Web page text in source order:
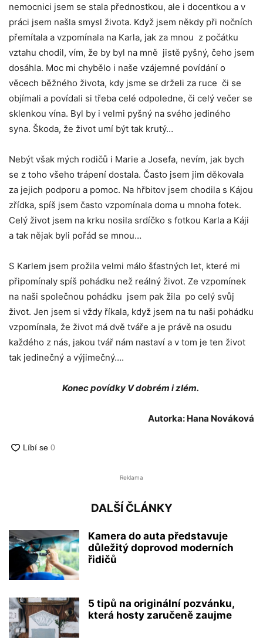
nemocnici jsem se stala přednostkou, ale i docentkou a v
práci jsem našla smysl života. Když jsem někdy při nočních
přemítala a vzpomínala na Karla, jak za mnou z počátku
vztahu chodil, vím, že by byl na mně jistě pyšný, čeho jsem
dosáhla. Moc mi chybělo i naše vzájemné povídání o
věcech běžného života, kdy jsme se drželi za ruce či se
objímali a povídali si třeba celé odpoledne, či celý večer se
sklenkou vína. Byl by i velmi pyšný na svého jediného
syna. Škoda, že život umí být tak krutý…
Nebýt však mých rodičů i Marie a Josefa, nevím, jak bych
se z toho všeho trápení dostala. Často jsem jim děkovala
za jejich podporu a pomoc. Na hřbitov jsem chodila s Kájou
zřídka, spíš jsem často vzpomínala doma u mnoha fotek.
Celý život jsem na krku nosila srdíčko s fotkou Karla a Káji
a tak nějak byli pořád se mnou…
S Karlem jsem prožila velmi málo šťastných let, které mi
připomínaly spíš pohádku než reálný život. Ze vzpomínek
na naši společnou pohádku jsem pak žila po celý svůj
život. Jen jsem si vždy říkala, když jsem na tu naši pohádku
vzpomínala, že život má dvě tváře a je právě na osudu
každého z nás, jakou tvář nám nastaví a v tom je ten život
tak jedinečný a výjimečný….
Konec povídky V dobrém i zlém.
Autorka: Hana Nováková
Reklama
DALŠÍ ČLÁNKY
Kamera do auta představuje
důležitý doprovod moderních
řidičů
5 tipů na originální pozvánku,
která hosty zaručeně zaujme